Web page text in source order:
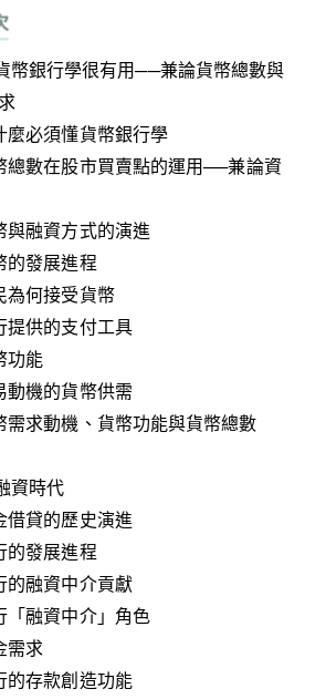
幣銀行學很有用──兼論貨幣總數與
麼必須懂貨幣銀行學
總數在股市買賣點的運用──兼論資
與融資方式的演進
的發展進程
為何接受貨幣
提供的支付工具
功能
動機的貨幣供需
需求動機、貨幣功能與貨幣總數
資時代
借貸的歷史演進
的發展進程
的融資中介貢獻
「融資中介」角色
需求
的存款創造功能